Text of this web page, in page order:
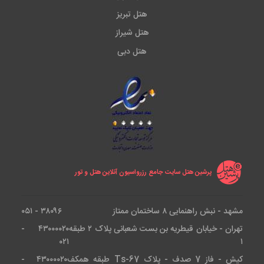
هتل تبریز
هتل شیراز
هتل دبی
پرشین هتل سایت جامع رزرواسیون آنلاین هتل و تور
مشهد - نبش راهنمایی ۸ ساختمان ممتاز
۳۸۰۹۶ - ۰۵۱
تهران - خیابان قیطریه بن بست شعبانی پلاک ۲ طبقه
۱
۴۳۰۰۰۰۲۰ -
۰۲۱
کیش - فاز 7 صدف - پلاک Ts-67 طبقه همکف
۴۳۰۰۰۰۲۰ -